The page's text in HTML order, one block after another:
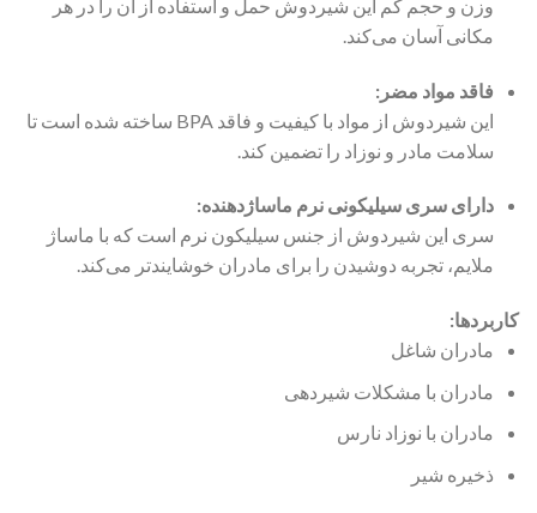
وزن و حجم کم این شیردوش حمل و استفاده از آن را در هر
مکانی آسان می‌کند.
فاقد مواد مضر:
این شیردوش از مواد با کیفیت و فاقد BPA ساخته شده است تا
سلامت مادر و نوزاد را تضمین کند.
دارای سری سیلیکونی نرم ماساژدهنده:
سری این شیردوش از جنس سیلیکون نرم است که با ماساژ
ملایم، تجربه دوشیدن را برای مادران خوشایندتر می‌کند.
کاربردها:
مادران شاغل
مادران با مشکلات شیردهی
مادران با نوزاد نارس
ذخیره شیر